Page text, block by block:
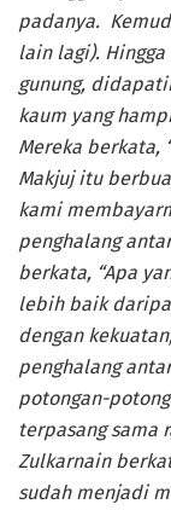
padanya.
lain lagi).
gunung,
kaum yang
Mereka berkata,
Makjuj itu
kami
penghalang
berkata, “Apa
lebih baik
dengan
penghalang
potongan-
terpasang sama
Zulkarnain
sudah menjadi